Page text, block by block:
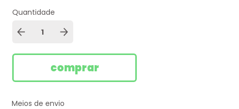
Quantidade
Meios de envio